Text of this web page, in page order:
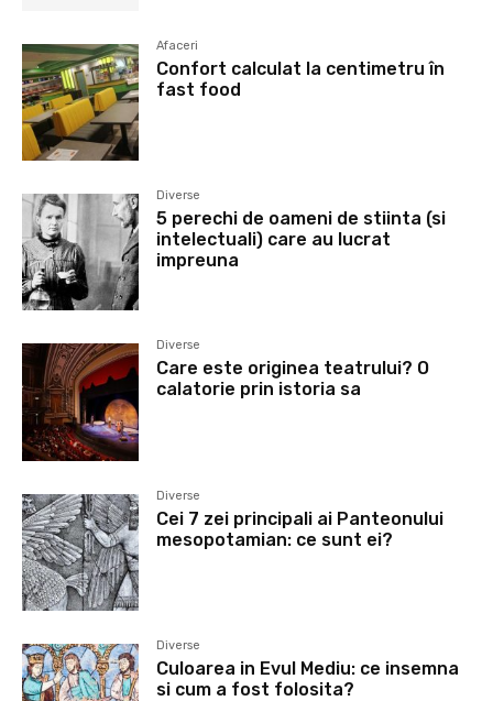
Afaceri
Confort calculat la centimetru în
fast food
Diverse
5 perechi de oameni de stiinta (si
intelectuali) care au lucrat
impreuna
Diverse
Care este originea teatrului? O
calatorie prin istoria sa
Diverse
Cei 7 zei principali ai Panteonului
mesopotamian: ce sunt ei?
Diverse
Culoarea in Evul Mediu: ce insemna
si cum a fost folosita?